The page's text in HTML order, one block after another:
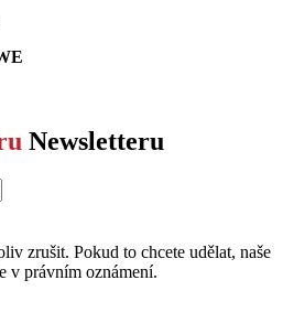
Newsletteru
zrušit. Pokud to chcete udělat, naše
v právním oznámení.